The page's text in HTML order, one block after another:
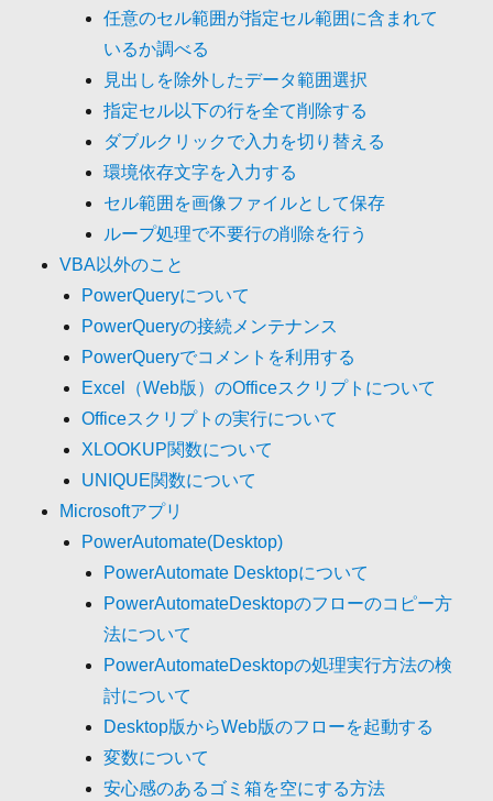
任意のセル範囲が指定セル範囲に含まれて
いるか調べる
見出しを除外したデータ範囲選択
指定セル以下の行を全て削除する
ダブルクリックで入力を切り替える
環境依存文字を入力する
セル範囲を画像ファイルとして保存
ループ処理で不要行の削除を行う
VBA以外のこと
PowerQueryについて
PowerQueryの接続メンテナンス
PowerQueryでコメントを利用する
Excel（Web版）のOfficeスクリプトについて
Officeスクリプトの実行について
XLOOKUP関数について
UNIQUE関数について
Microsoftアプリ
PowerAutomate(Desktop)
PowerAutomate Desktopについて
PowerAutomateDesktopのフローのコピー方
法について
PowerAutomateDesktopの処理実行方法の検
討について
Desktop版からWeb版のフローを起動する
変数について
安心感のあるゴミ箱を空にする方法